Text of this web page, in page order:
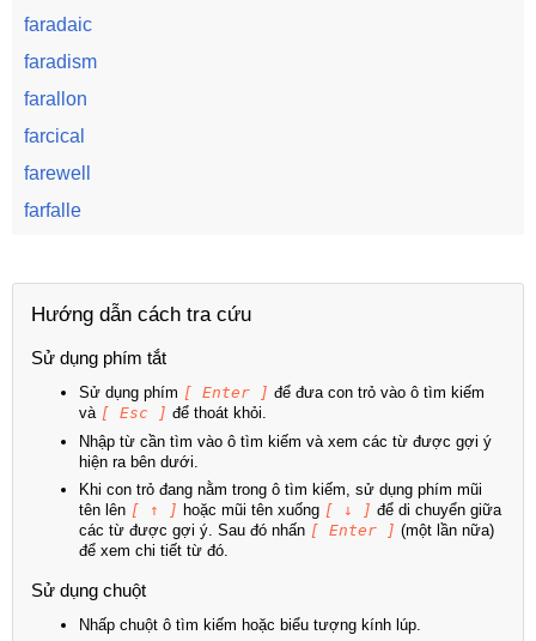
faradaic
faradism
farallon
farcical
farewell
farfalle
Hướng dẫn cách tra cứu
Sử dụng phím tắt
Sử dụng phím [ Enter ] để đưa con trỏ vào ô tìm kiếm
và [ Esc ] để thoát khỏi.
Nhập từ cần tìm vào ô tìm kiếm và xem các từ được gợi ý
hiện ra bên dưới.
Khi con trỏ đang nằm trong ô tìm kiếm, sử dụng phím mũi
tên lên [ ↑ ] hoặc mũi tên xuống [ ↓ ] để di chuyển giữa
các từ được gợi ý. Sau đó nhấn [ Enter ] (một lần nữa)
để xem chi tiết từ đó.
Sử dụng chuột
Nhấp chuột ô tìm kiếm hoặc biểu tượng kính lúp.